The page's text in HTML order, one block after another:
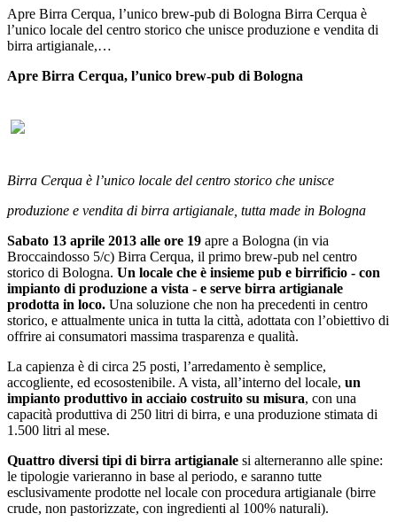
Apre Birra Cerqua, l’unico brew-pub di Bologna Birra Cerqua è
l’unico locale del centro storico che unisce produzione e vendita di
birra artigianale,…
Apre Birra Cerqua, l’unico brew-pub di Bologna
Birra Cerqua è l’unico locale del centro storico che unisce
produzione e vendita di birra artigianale, tutta made in Bologna
Sabato 13 aprile 2013 alle ore 19 apre a Bologna (in via
Broccaindosso 5/c) Birra Cerqua, il primo brew-pub nel centro
storico di Bologna. Un locale che è insieme pub e birrificio - con
impianto di produzione a vista - e serve birra artigianale
prodotta in loco. Una soluzione che non ha precedenti in centro
storico, e attualmente unica in tutta la città, adottata con l’obiettivo di
offrire ai consumatori massima trasparenza e qualità.
La capienza è di circa 25 posti, l’arredamento è semplice,
accogliente, ed ecosostenibile. A vista, all’interno del locale, un
impianto produttivo in acciaio costruito su misura, con una
capacità produttiva di 250 litri di birra, e una produzione stimata di
1.500 litri al mese.
Quattro diversi tipi di birra artigianale si alterneranno alle spine:
le tipologie varieranno in base al periodo, e saranno tutte
esclusivamente prodotte nel locale con procedura artigianale (birre
crude, non pastorizzate, con ingredienti al 100% naturali).